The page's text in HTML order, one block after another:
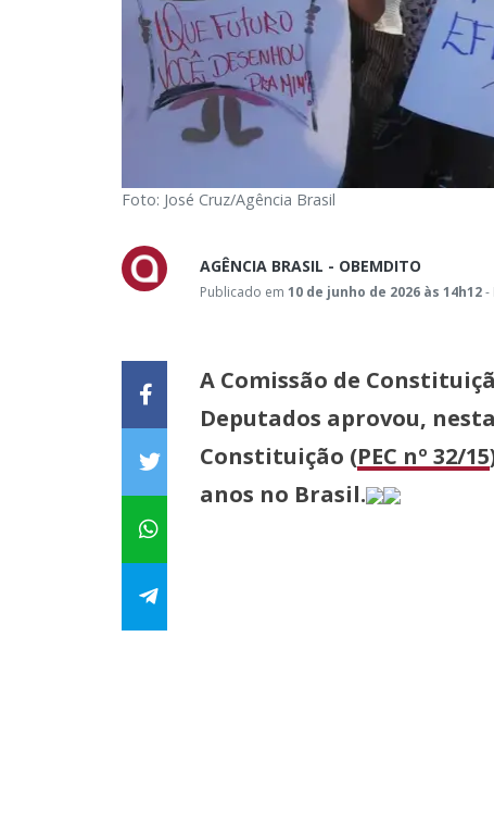
Foto: José Cruz/Agência Brasil
AGÊNCIA BRASIL - OBEMDITO
Publicado em10 de junho de 2026 às 14h12-
A Comissão de
Deputados aprovou,
Constituição (PEC nº 32/15
anos no Brasil.